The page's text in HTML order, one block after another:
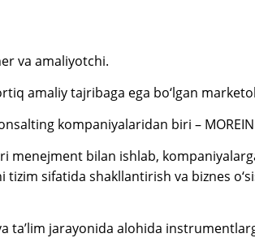
va amaliyotchi.
amaliy tajribaga ega bo‘lgan
kompaniyalaridan biri –
menejment bilan ishlab,
sifatida shakllantirish va biznes
ta’lim jarayonida alohida